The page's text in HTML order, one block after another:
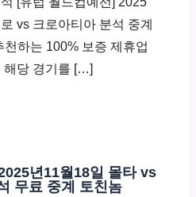
vs 크로아티아 분석 중계
하는 100% 보증 제휴업
해당 경기를 […]
년11월18일 몰타 vs
무료 중계 토친놈